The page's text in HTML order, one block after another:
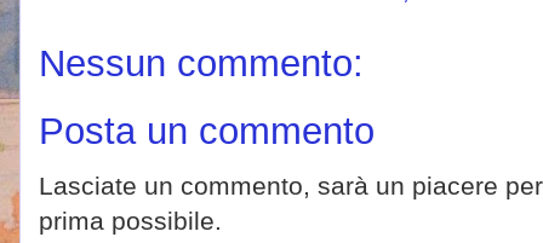
Nessun commento:
Posta un commento
Lasciate un commento, sarà un piacere
prima possibile.